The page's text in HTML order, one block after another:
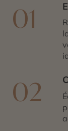
01
02